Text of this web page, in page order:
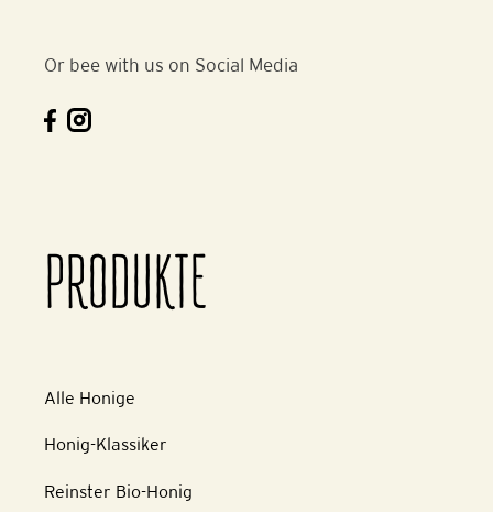
Or bee with us on Social Media
PRODUKTE
Alle Honige
Honig-Klassiker
Reinster Bio-Honig